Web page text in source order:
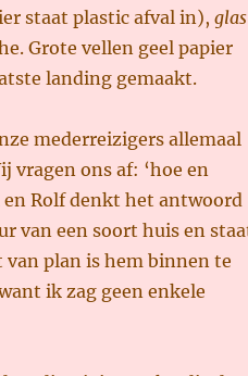
staat plastic afval in), glas
Grote vellen geel papier
landing gemaakt.
mederreizigers allemaal
vragen ons af: ‘hoe en
en Rolf denkt het antwoord
van een soort huis en
plan is hem binnen te
ik zag geen enkele